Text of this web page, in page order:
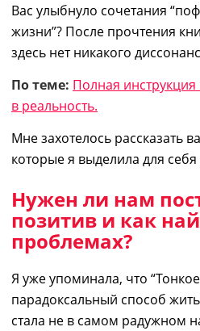
Вас улыбнуло сочетания
жизни”? После прочтения
здесь нет никакого
По теме: Полная
в реальность.
Мне захотелось рассказать
которые я выделила для себя
Нужен ли нам
позитив и как
проблемах?
Я уже упоминала, что “
парадоксальный способ жить
стала не в самом радужном